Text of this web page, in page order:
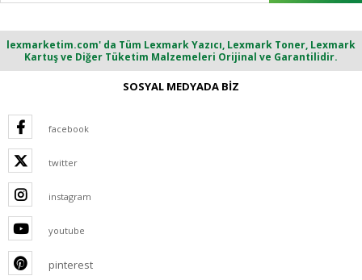
lexmarketim.com' da Tüm Lexmark Yazıcı, Lexmark Toner, Lexmark
Kartuş ve Diğer Tüketim Malzemeleri Orijinal ve Garantilidir.
SOSYAL MEDYADA BİZ
facebook
twitter
instagram
youtube
pinterest